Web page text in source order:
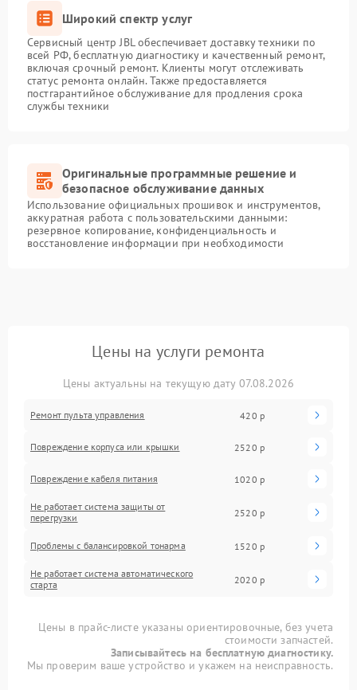
Широкий спектр услуг
Сервисный центр JBL обеспечивает доставку техники по
всей РФ, бесплатную диагностику и качественный ремонт,
включая срочный ремонт. Клиенты могут отслеживать
статус ремонта онлайн. Также предоставляется
постгарантийное обслуживание для продления срока
службы техники
Оригинальные программные решение и
безопасное обслуживание данных
Использование официальных прошивок и инструментов,
аккуратная работа с пользовательскими данными:
резервное копирование, конфиденциальность и
восстановление информации при необходимости
Цены на услуги ремонта
Цены актуальны на текущую дату 07.08.2026
Ремонт пульта управления 420 р
Повреждение корпуса или крышки 2520 р
Повреждение кабеля питания 1020 р
Не работает система защиты от
перегрузки
2520 р
Проблемы с балансировкой тонарма 1520 р
Не работает система автоматического
старта
2020 р
Цены в прайс-листе указаны ориентировочные, без учета
стоимости запчастей.
Записывайтесь на бесплатную диагностику.
Мы проверим ваше устройство и укажем на неисправность.